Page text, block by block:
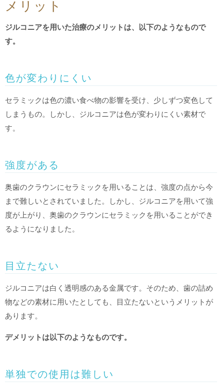
メリット
ジルコニアを用いた治療のメリットは、以下のようなもので
す。
色が変わりにくい
セラミックは色の濃い食べ物の影響を受け、少しずつ変色して
しまうもの。しかし、ジルコニアは色が変わりにくい素材で
す。
強度がある
奥歯のクラウンにセラミックを用いることは、強度の点から今
まで難しいとされていました。しかし、ジルコニアを用いて強
度が上がり、奥歯のクラウンにセラミックを用いることができ
るようになりました。
目立たない
ジルコニアは白く透明感のある金属です。そのため、歯の詰め
物などの素材に用いたとしても、目立たないというメリットが
あります。
デメリットは以下のようなものです。
単独での使用は難しい